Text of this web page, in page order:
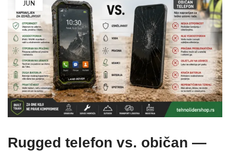
JUN
Rugged telefon vs. običan —